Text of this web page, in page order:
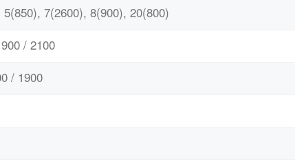
7(2600), 8(900), 20(800)
/ 2100
/ 1900